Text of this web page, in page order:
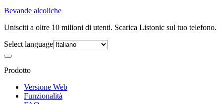
Bevande alcoliche
Unisciti a oltre 10 milioni di utenti. Scarica Listonic sul tuo telefono.
Select language
Prodotto
Versione Web
Funzionalità